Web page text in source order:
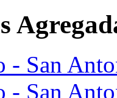
- San
- San